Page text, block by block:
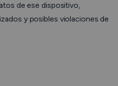
de ese dispositivo,
y posibles violaciones de